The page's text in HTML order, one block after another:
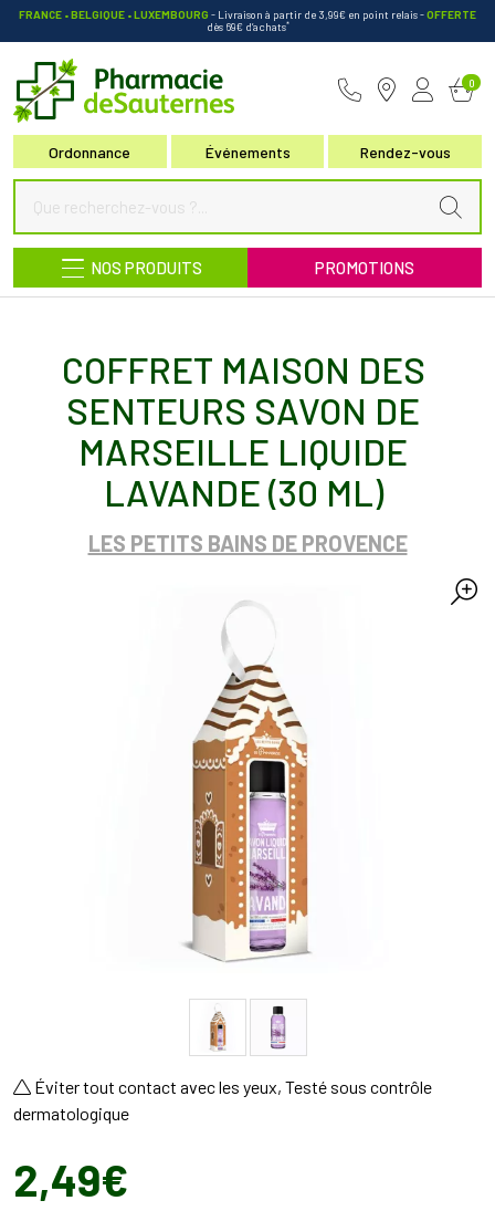
FRANCE • BELGIQUE • LUXEMBOURG - Livraison à partir de 3,99€ en point relais-OFFERTE
dès 69€ d’achats*
Ordonnance Événements Rendez-vous
0
NOS PRODUITS PROMOTIONS
COFFRET MAISON DES
SENTEURS SAVON DE
MARSEILLE LIQUIDE
LAVANDE (30 ML)
LES PETITS BAINS DE PROVENCE
Éviter tout contact avec les yeux, Testé sous contrôle
dermatologique
2,49€